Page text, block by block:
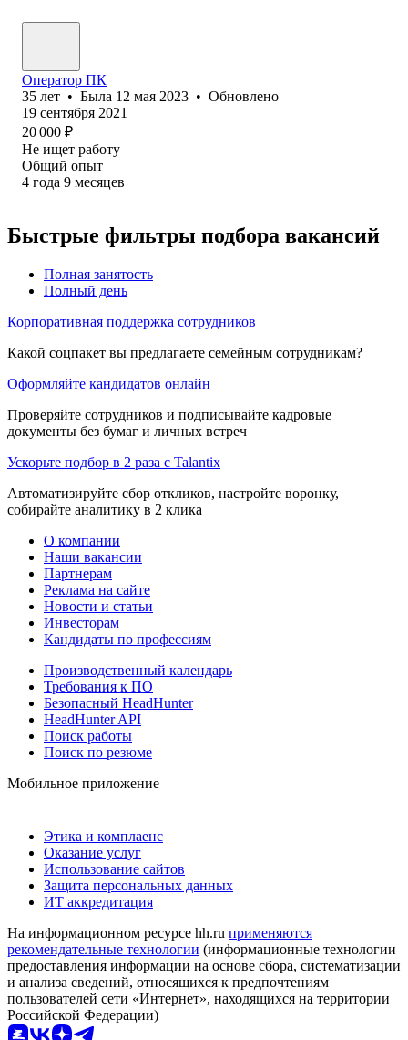
Оператор ПК
35 лет • Была 12 мая 2023 • Обновлено
19 сентября 2021
20 000 ₽
Не ищет работу
Общий опыт
4 года 9 месяцев
Быстрые фильтры подбора вакансий
Полная занятость
Полный день
Корпоративная поддержка сотрудников
Какой соцпакет вы предлагаете семейным сотрудникам?
Оформляйте кандидатов онлайн
Проверяйте сотрудников и подписывайте кадровые
документы без бумаг и личных встреч
Ускорьте подбор в 2 раза с Talantix
Автоматизируйте сбор откликов, настройте воронку,
собирайте аналитику в 2 клика
О компании
Наши вакансии
Партнерам
Реклама на сайте
Новости и статьи
Инвесторам
Кандидаты по профессиям
Производственный календарь
Требования к ПО
Безопасный HeadHunter
HeadHunter API
Поиск работы
Поиск по резюме
Мобильное приложение
Этика и комплаенс
Оказание услуг
Использование сайтов
Защита персональных данных
ИТ аккредитация
На информационном ресурсе hh.ru применяются
рекомендательные технологии (информационные технологии
предоставления информации на основе сбора, систематизации
и анализа сведений, относящихся к предпочтениям
пользователей сети «Интернет», находящихся на территории
Российской Федерации)